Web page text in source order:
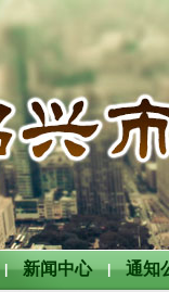
| 新闻中心 | 通知